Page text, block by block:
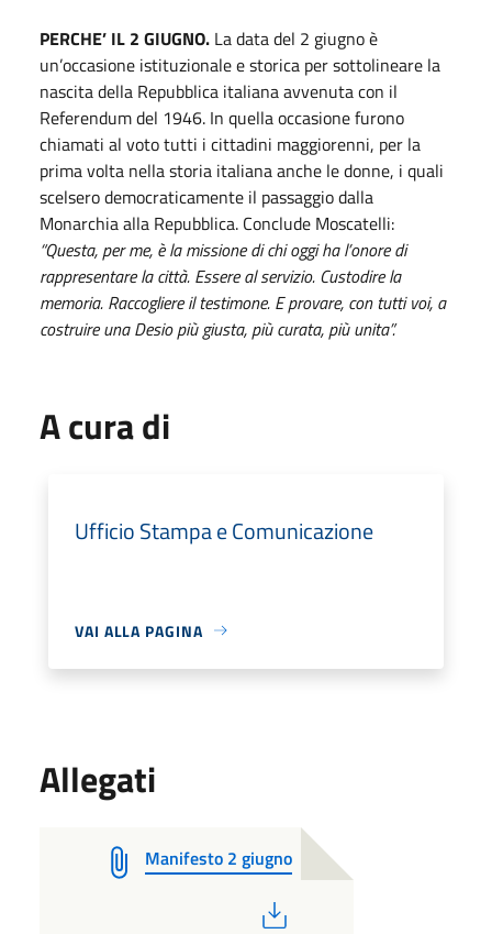
PERCHE’ IL 2 GIUGNO. La data del 2 giugno è
un’occasione istituzionale e storica per sottolineare la
nascita della Repubblica italiana avvenuta con il
Referendum del 1946. In quella occasione furono
chiamati al voto tutti i cittadini maggiorenni, per la
prima volta nella storia italiana anche le donne, i quali
scelsero democraticamente il passaggio dalla
Monarchia alla Repubblica. Conclude Moscatelli:
“Questa, per me, è la missione di chi oggi ha l’onore di
rappresentare la città. Essere al servizio. Custodire la
memoria. Raccogliere il testimone. E provare, con tutti voi, a
costruire una Desio più giusta, più curata, più unita”.
A cura di
Ufficio Stampa e Comunicazione
VAI ALLA PAGINA
Allegati
Manifesto 2 giugno